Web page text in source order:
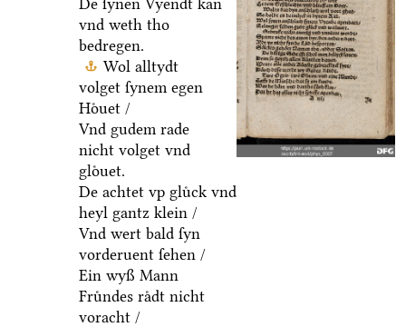
vnd weth tho
bedregen.
Wol alltydt
volget ſynem egen
Hoͤuet /
Vnd gudem rade
nicht volget vnd
gloͤuet.
De achtet vp gluͤck vnd
heyl gantz klein /
Vnd wert bald ſyn
vorderuent ſehen /
Ein wyß Mann
Fruͤndes raͤdt nicht
voracht /